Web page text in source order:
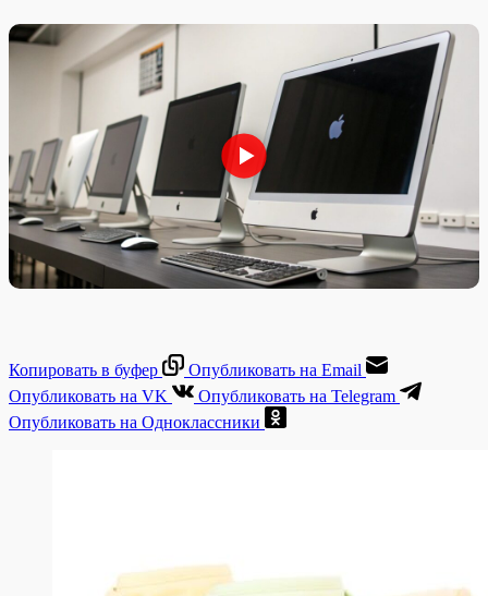
Копировать в буфер
Опубликовать на Email
Опубликовать на VK
Опубликовать на Telegram
Опубликовать на Одноклассники